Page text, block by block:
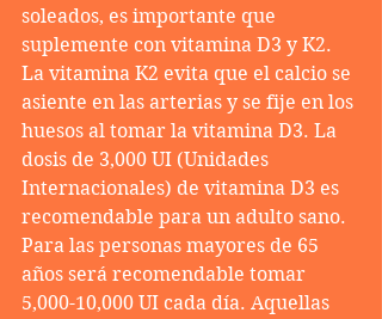
soleados, es importante que
suplemente con vitamina D3 y K2.
La vitamina K2 evita que el calcio se
asiente en las arterias y se fije en los
huesos al tomar la vitamina D3. La
dosis de 3,000 UI (Unidades
Internacionales) de vitamina D3 es
recomendable para un adulto sano.
Para las personas mayores de 65
años será recomendable tomar
5,000-10,000 UI cada día. Aquellas